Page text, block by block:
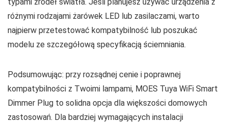
różnymi rodzajami żarówek LED lub zasilaczami, warto
najpierw przetestować kompatybilność lub poszukać
modelu ze szczegółową specyfikacją ściemniania.
Podsumowując: przy rozsądnej cenie i poprawnej
kompatybilności z Twoimi lampami, MOES Tuya WiFi Smart
Dimmer Plug to solidna opcja dla większości domowych
zastosowań. Dla bardziej wymagających instalacji